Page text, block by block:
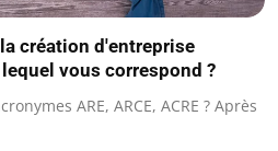
création d'entreprise
vous correspond ?
ARE, ARCE, ACRE ? Après